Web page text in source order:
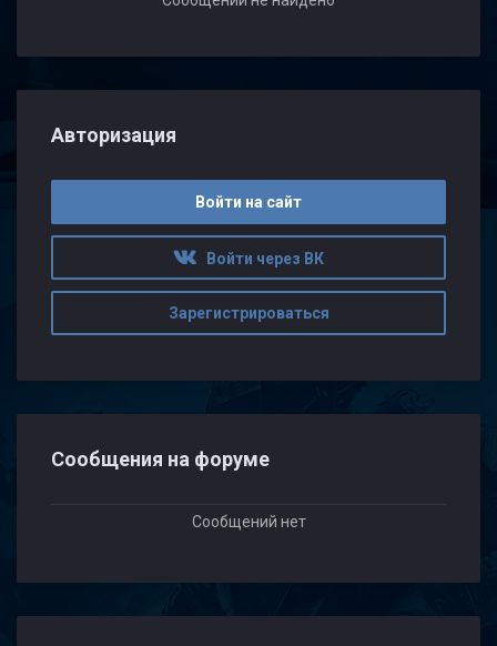
Авторизация
Войти на сайт
Войти через ВК
Зарегистрироваться
Сообщения на форуме
Сообщений нет